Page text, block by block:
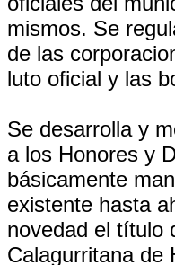
mismos. Se
de las
luto oficial y las
Se desarrolla y
a los Honores y
básicamente
existente hasta
novedad el título
Calagurritana de